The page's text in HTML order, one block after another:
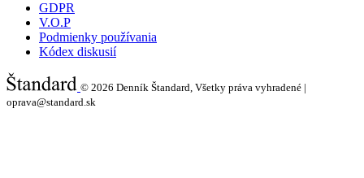
GDPR
V.O.P
Podmienky používania
Kódex diskusií
© 2026 Denník Štandard, Všetky práva vyhradené |
oprava@standard.sk